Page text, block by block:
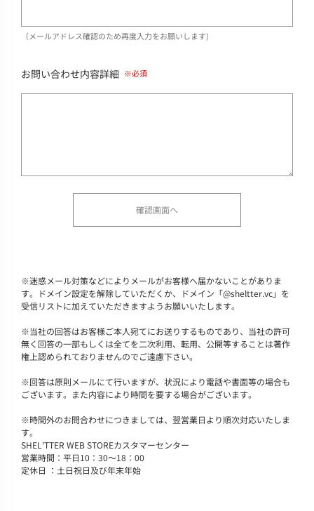
（メールアドレス確認のため再度入力をお願いします)
お問い合わせ内容詳細
※迷惑メール対策などによりメールがお客様へ届かないことがありま
す。ドメイン設定を解除していただくか、ドメイン「@sheltter.vc」を
受信リストに加えていただきますようお願いいたします。
※当社の回答はお客様ご本人宛てにお送りするものであり、当社の許可
無く回答の一部もしくは全てを二次利用、転用、公開等することは著作
権上認められておりませんのでご遠慮下さい。
※回答は原則メールにて行いますが、状況により電話や書面等の場合も
ございます。また内容により時間を要する場合がございます。
※時間外のお問合わせにつきましては、翌営業日より順次対応いたしま
す。
SHEL'TTER WEB STOREカスタマーセンター
営業時間：平日10：30～18：00
定休日 ：土日祝日及び年末年始